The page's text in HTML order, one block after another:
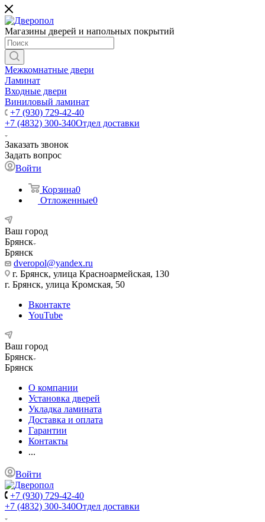
Магазины дверей и напольных покрытий
Межкомнатные двери
Ламинат
Входные двери
Виниловый ламинат
+7 (930) 729-42-40
+7 (4832) 300-340Отдел доставки
Заказать звонок
Задать вопрос
Войти
Корзина0
Отложенные0
Ваш город
Брянск
Брянск
dveropol@yandex.ru
г. Брянск, улица Красноармейская, 130
г. Брянск, улица Кромская, 50
Вконтакте
YouTube
Ваш город
Брянск
Брянск
О компании
Установка дверей
Укладка ламината
Доставка и оплата
Гарантии
Контакты
...
Войти
+7 (930) 729-42-40
+7 (4832) 300-340Отдел доставки